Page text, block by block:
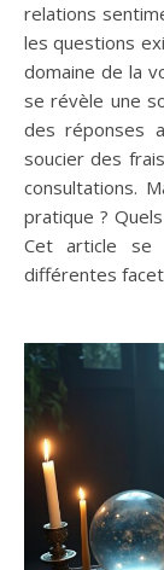
relations
les questions
domaine de la
se révèle une
des réponses
soucier des
consultations.
pratique ?
Cet article se
différentes